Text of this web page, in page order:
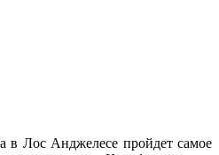
в Лос Анджелесе пройдет самое